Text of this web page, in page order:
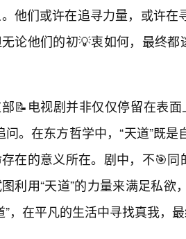
他们或许在追寻力量，或许
论他们的初💡衷如何，最终
📝电视剧并非仅仅停留在表
问。在东方哲学中，“天道”既
在的意义所在。剧中，不🎯
利用“天道”的力量来满足私
”，在平凡的生活中寻找真我，